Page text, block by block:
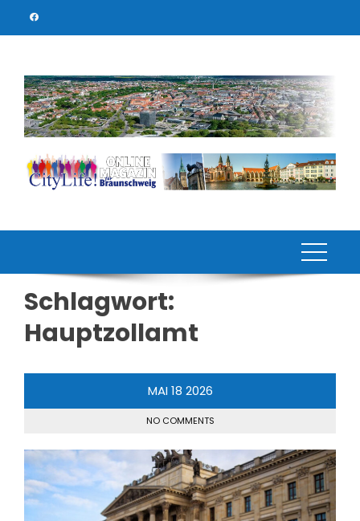
Schlagwort:
Hauptzollamt
MAI 18 2026
NO COMMENTS